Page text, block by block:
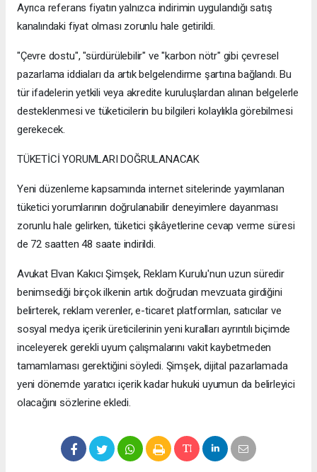
Ayrıca referans fiyatın yalnızca indirimin uygulandığı satış
kanalındaki fiyat olması zorunlu hale getirildi.
"Çevre dostu", "sürdürülebilir" ve "karbon nötr" gibi çevresel
pazarlama iddiaları da artık belgelendirme şartına bağlandı. Bu
tür ifadelerin yetkili veya akredite kuruluşlardan alınan belgelerle
desteklenmesi ve tüketicilerin bu bilgileri kolaylıkla görebilmesi
gerekecek.
TÜKETİCİ YORUMLARI DOĞRULANACAK
Yeni düzenleme kapsamında internet sitelerinde yayımlanan
tüketici yorumlarının doğrulanabilir deneyimlere dayanması
zorunlu hale gelirken, tüketici şikâyetlerine cevap verme süresi
de 72 saatten 48 saate indirildi.
Avukat Elvan Kakıcı Şimşek, Reklam Kurulu'nun uzun süredir
benimsediği birçok ilkenin artık doğrudan mevzuata girdiğini
belirterek, reklam verenler, e-ticaret platformları, satıcılar ve
sosyal medya içerik üreticilerinin yeni kuralları ayrıntılı biçimde
inceleyerek gerekli uyum çalışmalarını vakit kaybetmeden
tamamlaması gerektiğini söyledi. Şimşek, dijital pazarlamada
yeni dönemde yaratıcı içerik kadar hukuki uyumun da belirleyici
olacağını sözlerine ekledi.